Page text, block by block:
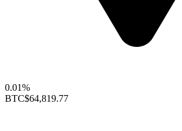
0.01%
BTC$64,819.77